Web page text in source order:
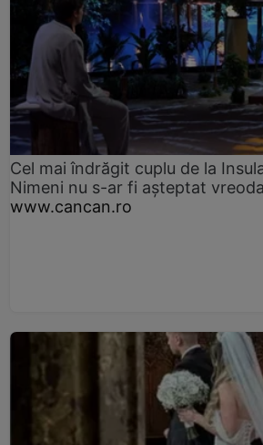
Cel mai îndrăgit cuplu de la
Nimeni nu s-ar fi așteptat
www.cancan.ro